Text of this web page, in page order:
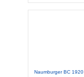
Naumburger BC 1920